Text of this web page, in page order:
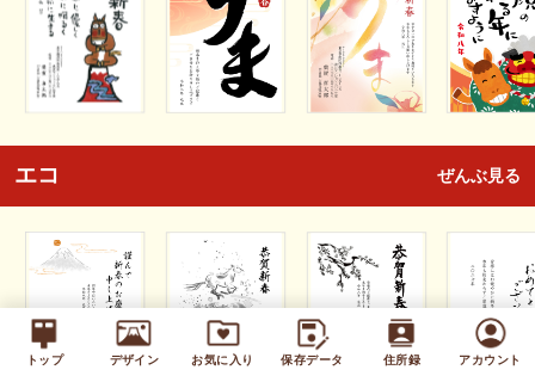
トップ デザイン お気に入り 保存データ 住所録 アカウント
エコ ぜんぶ見る